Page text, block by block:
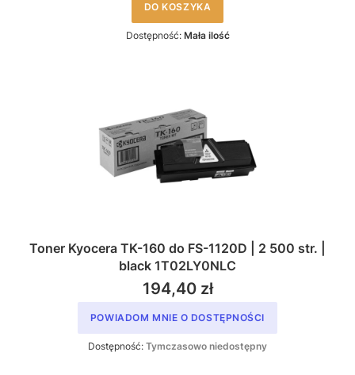
DO KOSZYKA
Dostępność: Mała ilość
Toner Kyocera TK-160 do FS-1120D | 2 500 str. |
black 1T02LY0NLC
194,40 zł
POWIADOM MNIE O DOSTĘPNOŚCI
Dostępność: Tymczasowo niedostępny